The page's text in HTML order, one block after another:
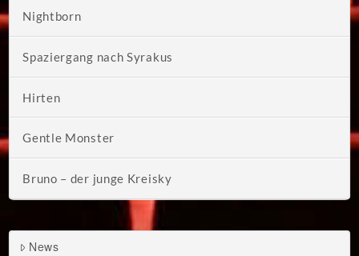
Nightborn
Spaziergang nach Syrakus
Hirten
Gentle Monster
Bruno – der junge Kreisky
News